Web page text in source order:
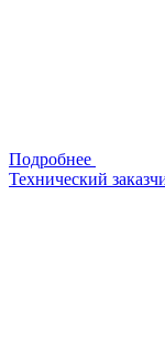
Подробнее
Технический